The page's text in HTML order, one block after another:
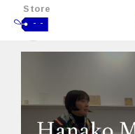
Store
- -